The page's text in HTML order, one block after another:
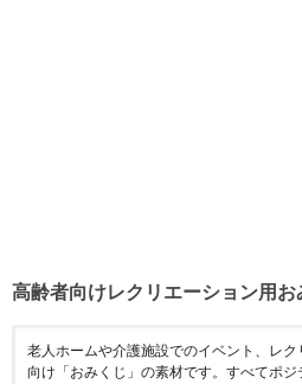
高齢者向けレクリエーション用
老人ホームや介護施設でのイベント、レ
向け「おみくじ」の素材です。すべてポ